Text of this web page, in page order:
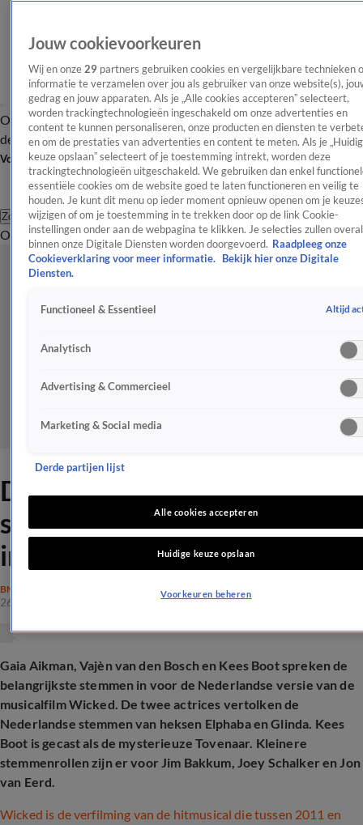
OverzichtAfleveringen Entertainment TV Algemeen
Tip
de redactieNieuwsbrief
Volg Shownieuws
Zoeken
OverzichtEntertainmentSpraakmakendRealityCrimeVideo's
Deze bekende Nederlanders
spreken Nederlandse Wicked
in
BN'ERS
26 okt 2024, 12:12
Gaia Aikman, Vajèn van den Bosch en Kees Boot spreken de
belangrijkste stemmen in voor de Nederlandse versie van de
musicalfilm Wicked. De twee actrices vertolken de
Nederlandse stemmen van heksen Elphaba en Glinda. Kees
Boot is gecast als de mysterieuze Tovenaar. Kleinere
stemmenrollen zijn er voor Jim Bakkum, Joey Schalker en Jon
van Eerd.
Wicked is de verfilming van de hitmusical die tussen 2011 en
Jouw cookievoorkeuren
Wij en onze 29 partners gebruiken cookies en vergelijkbare technieken
informatie te verzamelen over jou als gebruiker van onze website(s),
gedrag en jouw apparaten. Als je „Alle cookies accepteren” selecteert,
worden trackingtechnologieën ingeschakeld om onze advertenties en
content te kunnen personaliseren, onze producten en diensten te
en om de prestaties van advertenties en content te meten. Als je
keuze opslaan” selecteert of je toestemming intrekt, worden deze
trackingtechnologieën uitgeschakeld. We gebruiken dan enkel
essentiële cookies om de website goed te laten functioneren en veilig te
houden. Je kunt dit menu op ieder moment opnieuw openen om je
wijzigen of om je toestemming in te trekken door op de link Cookie-
instellingen onder aan de webpagina te klikken. Je selecties zullen overal
binnen onze Digitale Diensten worden doorgevoerd. Raadpleeg onze
Cookieverklaring voor meer informatie.
Bekijk hier onze Digitale
Diensten.
Functioneel & Essentieel Altijd
Analytisch
Advertising & Commercieel
Marketing & Social media
Derde partijen lijst
Alle cookies accepteren
Huidige keuze opslaan
Voorkeuren beheren